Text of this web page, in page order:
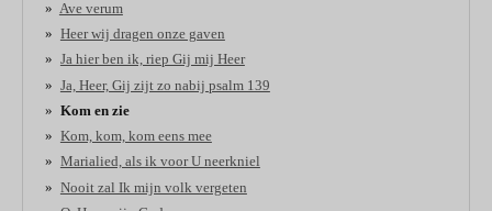
Ave verum
Heer wij dragen onze gaven
Ja hier ben ik, riep Gij mij Heer
Ja, Heer, Gij zijt zo nabij psalm 139
Kom en zie
Kom, kom, kom eens mee
Marialied, als ik voor U neerkniel
Nooit zal Ik mijn volk vergeten